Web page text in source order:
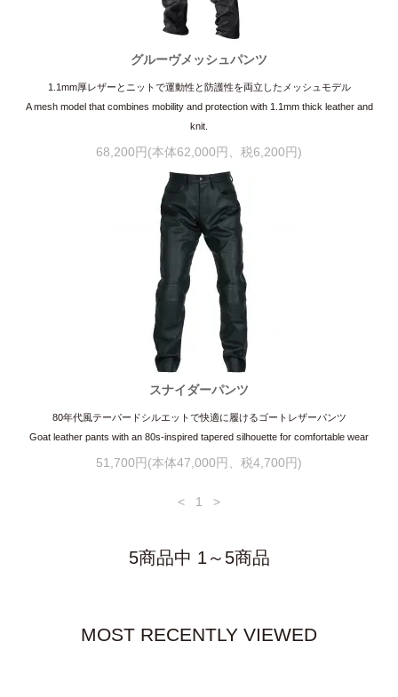
グルーヴメッシュパンツ
1.1mm厚レザーとニットで運動性と防護性を両立したメッシュモデル
A mesh model that combines mobility and protection with 1.1mm thick leather and
knit.
68,200円(本体62,000円、税6,200円)
スナイダーパンツ
80年代風テーパードシルエットで快適に履けるゴートレザーパンツ
Goat leather pants with an 80s-inspired tapered silhouette for comfortable wear
51,700円(本体47,000円、税4,700円)
< 1 >
5商品中 1～5商品
MOST RECENTLY VIEWED